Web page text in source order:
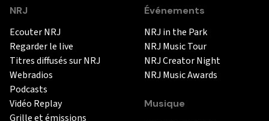
NRJ
Ecouter NRJ
Regarder le live
Titres diffusés sur NRJ
Webradios
Podcasts
Vidéo Replay
Grille et émissions
Événements
NRJ in the Park
NRJ Music Tour
NRJ Creator Night
NRJ Music Awards
Musique